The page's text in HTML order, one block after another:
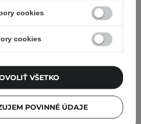
na
€
Medicube - PDRN Pink
Regeneračná plátienková
3,80 €
2,28 €
PRIDAŤ DO KOŠÍKA
cookies
cookies
POVINNÉ ÚDAJE
VŠETKO